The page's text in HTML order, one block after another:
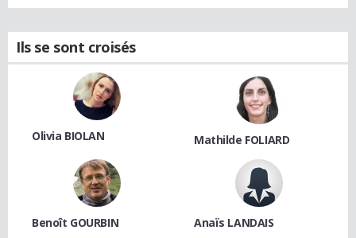
Ils se sont croisés
Olivia BIOLAN Mathilde FOLIARD
Benoît GOURBIN Anaïs LANDAIS